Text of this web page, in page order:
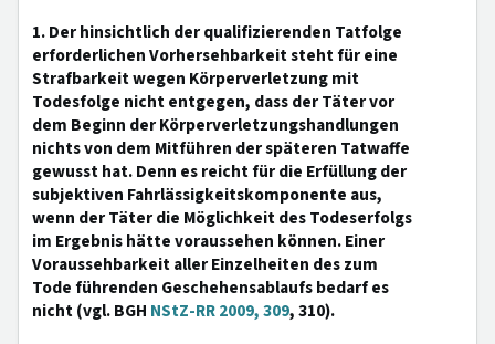
1. Der hinsichtlich der qualifizierenden Tatfolge
erforderlichen Vorhersehbarkeit steht für eine
Strafbarkeit wegen Körperverletzung mit
Todesfolge nicht entgegen, dass der Täter vor
dem Beginn der Körperverletzungshandlungen
nichts von dem Mitführen der späteren Tatwaffe
gewusst hat. Denn es reicht für die Erfüllung der
subjektiven Fahrlässigkeitskomponente aus,
wenn der Täter die Möglichkeit des Todeserfolgs
im Ergebnis hätte voraussehen können. Einer
Voraussehbarkeit aller Einzelheiten des zum
Tode führenden Geschehensablaufs bedarf es
nicht (vgl. BGH NStZ-RR 2009, 309, 310).